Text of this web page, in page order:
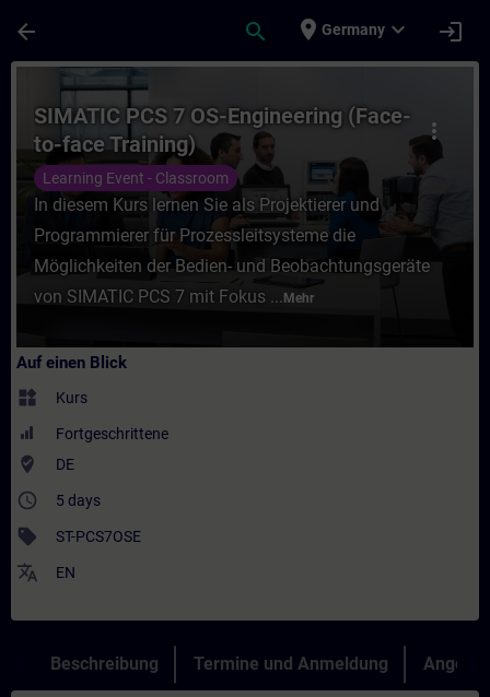
arrow_back search place Germany expand_more login
Kurs - SIMATIC PCS 7 OS-Engineering
more_vert
SIMATIC PCS 7 OS-Engineering (Face-
to-face Training)
Learning Event - Classroom
In diesem Kurs lernen Sie als Projektierer und
Programmierer für Prozessleitsysteme die
Möglichkeiten der Bedien- und Beobachtungsgeräte
von SIMATIC PCS 7 mit Fokus ... Mehr
Auf einen Blick
widgets Kurs
Fortgeschrittene
where_to_vote DE
access_time 5 days
sell ST-PCS7OSE
translate EN
Beschreibung Termine und Anmeldung Angebot